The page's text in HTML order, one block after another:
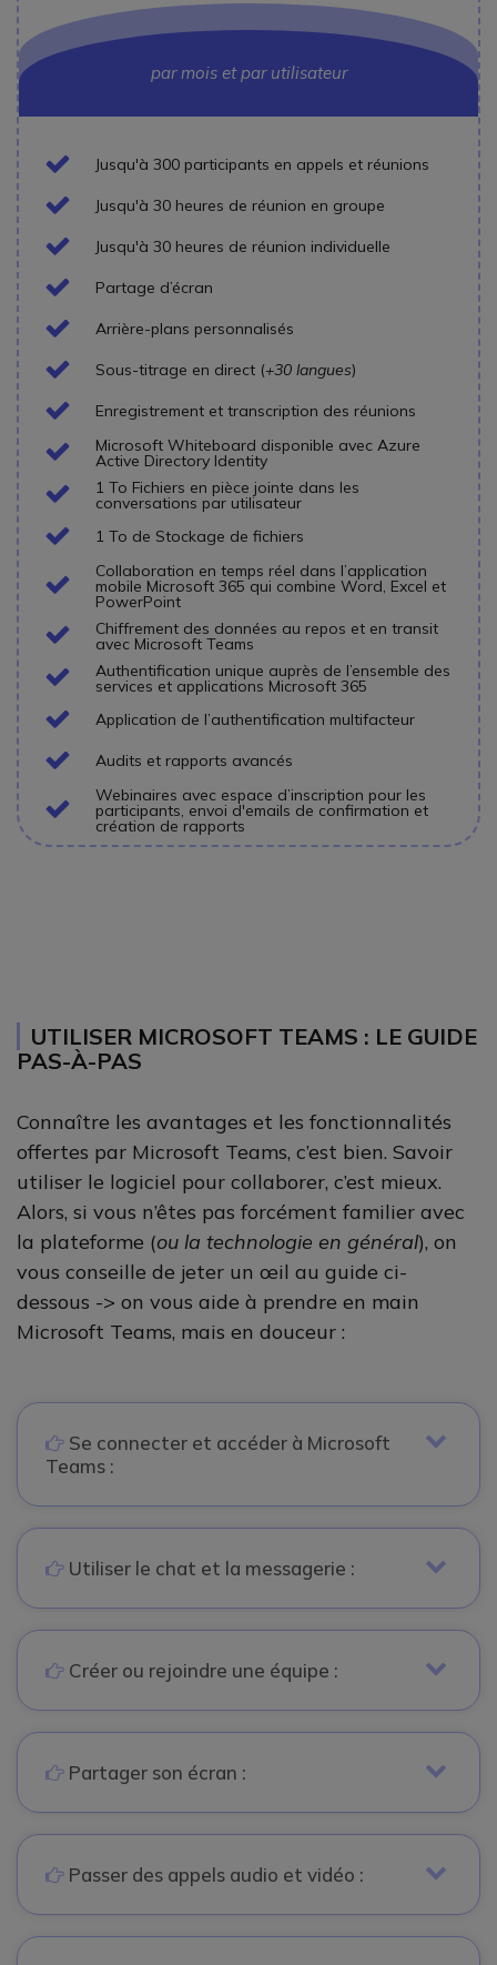
par mois et par utilisateur
Icon
Jusqu'à 300 participants en appels et réunions
Icon
Jusqu'à 30 heures de réunion en groupe
Icon
Jusqu'à 30 heures de réunion individuelle
Icon
Partage d’écran
Icon
Arrière-plans personnalisés
Icon
Sous-titrage en direct (+30 langues)
Icon
Enregistrement et transcription des réunions
Icon
Microsoft Whiteboard disponible avec Azure
Active Directory Identity
Icon
1 To Fichiers en pièce jointe dans les
conversations par utilisateur
Icon
1 To de Stockage de fichiers
Icon
Collaboration en temps réel dans l’application
mobile Microsoft 365 qui combine Word, Excel et
PowerPoint
Icon
Chiffrement des données au repos et en transit
avec Microsoft Teams
Icon
Authentification unique auprès de l’ensemble des
services et applications Microsoft 365
Icon
Application de l’authentification multifacteur
Icon
Audits et rapports avancés
Icon
Webinaires avec espace d’inscription pour les
participants, envoi d'emails de confirmation et
création de rapports
UTILISER MICROSOFT TEAMS : LE GUIDE
PAS-À-PAS
Connaître les avantages et les fonctionnalités
offertes par Microsoft Teams, c’est bien. Savoir
utiliser le logiciel pour collaborer, c’est mieux.
Alors, si vous n’êtes pas forcément familier avec
la plateforme (ou la technologie en général), on
vous conseille de jeter un œil au guide ci-
dessous -> on vous aide à prendre en main
Microsoft Teams, mais en douceur :
icon
Se connecter et accéder à Microsoft
Teams :
icon
Utiliser le chat et la messagerie :
icon
Créer ou rejoindre une équipe :
icon
Partager son écran :
icon
Passer des appels audio et vidéo :